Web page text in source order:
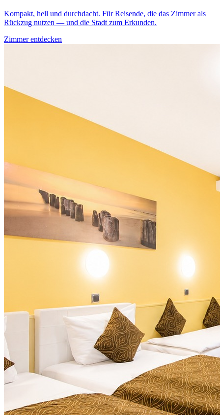
Kompakt, hell und durchdacht. Für Reisende, die das Zimmer als
Rückzug nutzen — und die Stadt zum Erkunden.
Zimmer entdecken